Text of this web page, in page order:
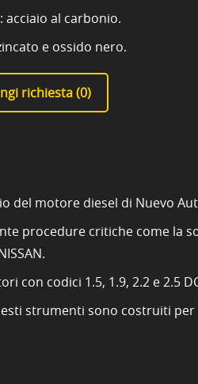
acciaio al carbonio.
e ossido nero.
richiesta (0)
del motore diesel di Nuevo
procedure critiche come la
con codici 1.5, 1.9, 2.2 e 2.5
strumenti sono costruiti